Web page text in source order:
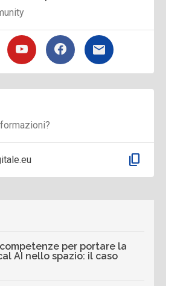
content_copy
per portare la
AI nello spazio: il caso